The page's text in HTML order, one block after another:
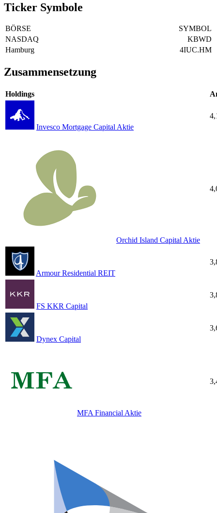
Ticker Symbole
BÖRSE
SYMBOL
NASDAQ
KBWD
Hamburg
4IUC.HM
Zusammensetzung
Holdings
Invesco Mortgage Capital Aktie
Orchid Island Capital Aktie
Armour Residential REIT
FS KKR Capital
Dynex Capital
MFA Financial Aktie